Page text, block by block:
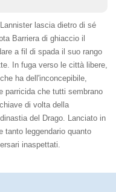
lascia dietro di sé
Barriera di ghiaccio il
a fil di spada il suo rango
In fuga verso le città libere,
ha dell'inconcepibile,
parricida che tutti sembrano
di volta della
del Drago. Lanciato in
tanto leggendario quanto
inaspettati.